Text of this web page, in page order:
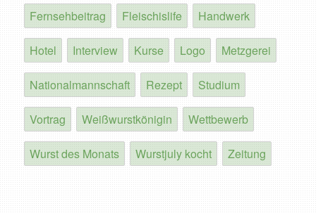
Fernsehbeitrag Fleischislife Handwerk
Hotel Interview Kurse Logo Metzgerei
Nationalmannschaft Rezept Studium
Vortrag Weißwurstkönigin Wettbewerb
Wurst des Monats Wurstjuly kocht Zeitung